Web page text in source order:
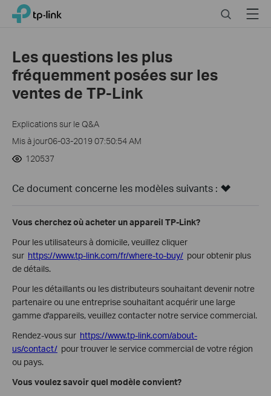
Click
navigation
bar
TP-Link, Reliably Smart SearchMenu
Les questions les plus
fréquemment posées sur les
ventes de TP-Link
Explications sur le Q&A
Mis à jour06-03-2019 07:50:54 AM
120537
Ce document concerne les modèles suivants :
Vous cherchez où acheter un appareil TP-Link?
Pour les utilisateurs à domicile, veuillez cliquer
sur https://www.tp-link.com/fr/where-to-buy/ pour obtenir plus
de détails.
Pour les détaillants ou les distributeurs souhaitant devenir notre
partenaire ou une entreprise souhaitant acquérir une large
gamme d'appareils, veuillez contacter notre service commercial.
Rendez-vous sur https://www.tp-link.com/about-
us/contact/ pour trouver le service commercial de votre région
ou pays.
Vous voulez savoir quel modèle convient?